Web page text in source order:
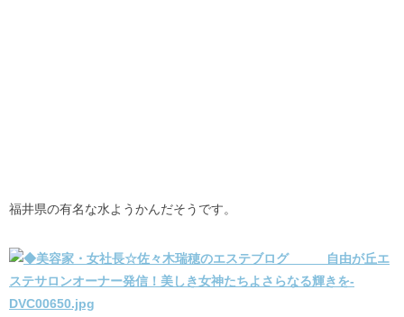
福井県の有名な水ようかんだそうです。